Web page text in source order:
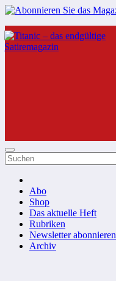
Zum
Inhalt
springen
Abo
Shop
Das aktuelle Heft
Rubriken
Newsletter abonnieren
Archiv